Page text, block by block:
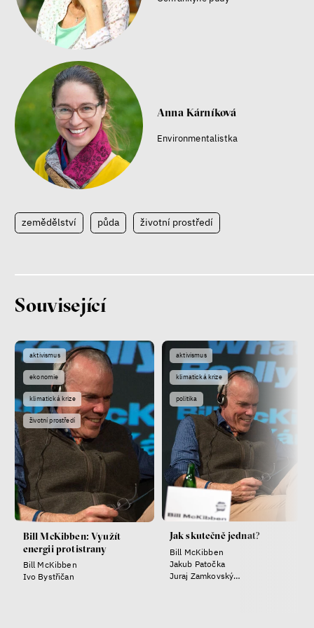
Anna Kárníková
Environmentalistka
zemědělství půda životní prostředí
Související
aktivismus
ekonomie
klimatická krize
životní prostředí
Bill McKibben: Využít
energii protistrany
Bill McKibben
Ivo Bystřičan
aktivismus
klimatická krize
politika
Jak skutečně jednat?
Bill McKibben
Jakub Patočka
Juraj Zamkovský